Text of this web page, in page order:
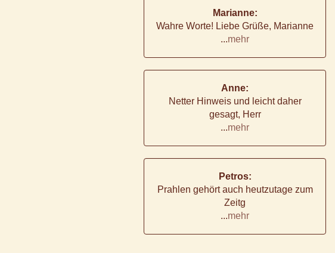
Marianne:
Wahre Worte! Liebe Grüße, Marianne
...mehr
Anne:
Netter Hinweis und leicht daher
gesagt, Herr
...mehr
Petros:
Prahlen gehört auch heutzutage zum
Zeitg
...mehr